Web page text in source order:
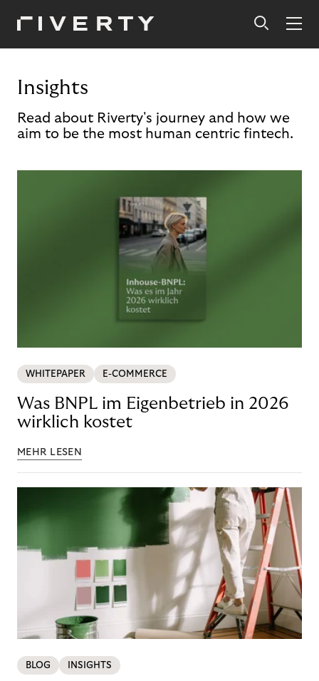
Insights
Read about Riverty's journey and how we
aim to be the most human centric fintech.
WHITEPAPER E-COMMERCE
Was BNPL im Eigenbetrieb in 2026
wirklich kostet
MEHR LESEN
BLOG INSIGHTS